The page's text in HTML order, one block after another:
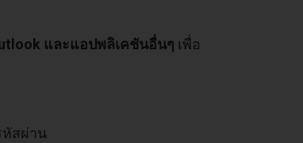
และแอปพลิเคชันอื่นๆ เพื่อ
สผ่าน